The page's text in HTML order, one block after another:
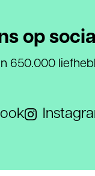
op
650.000